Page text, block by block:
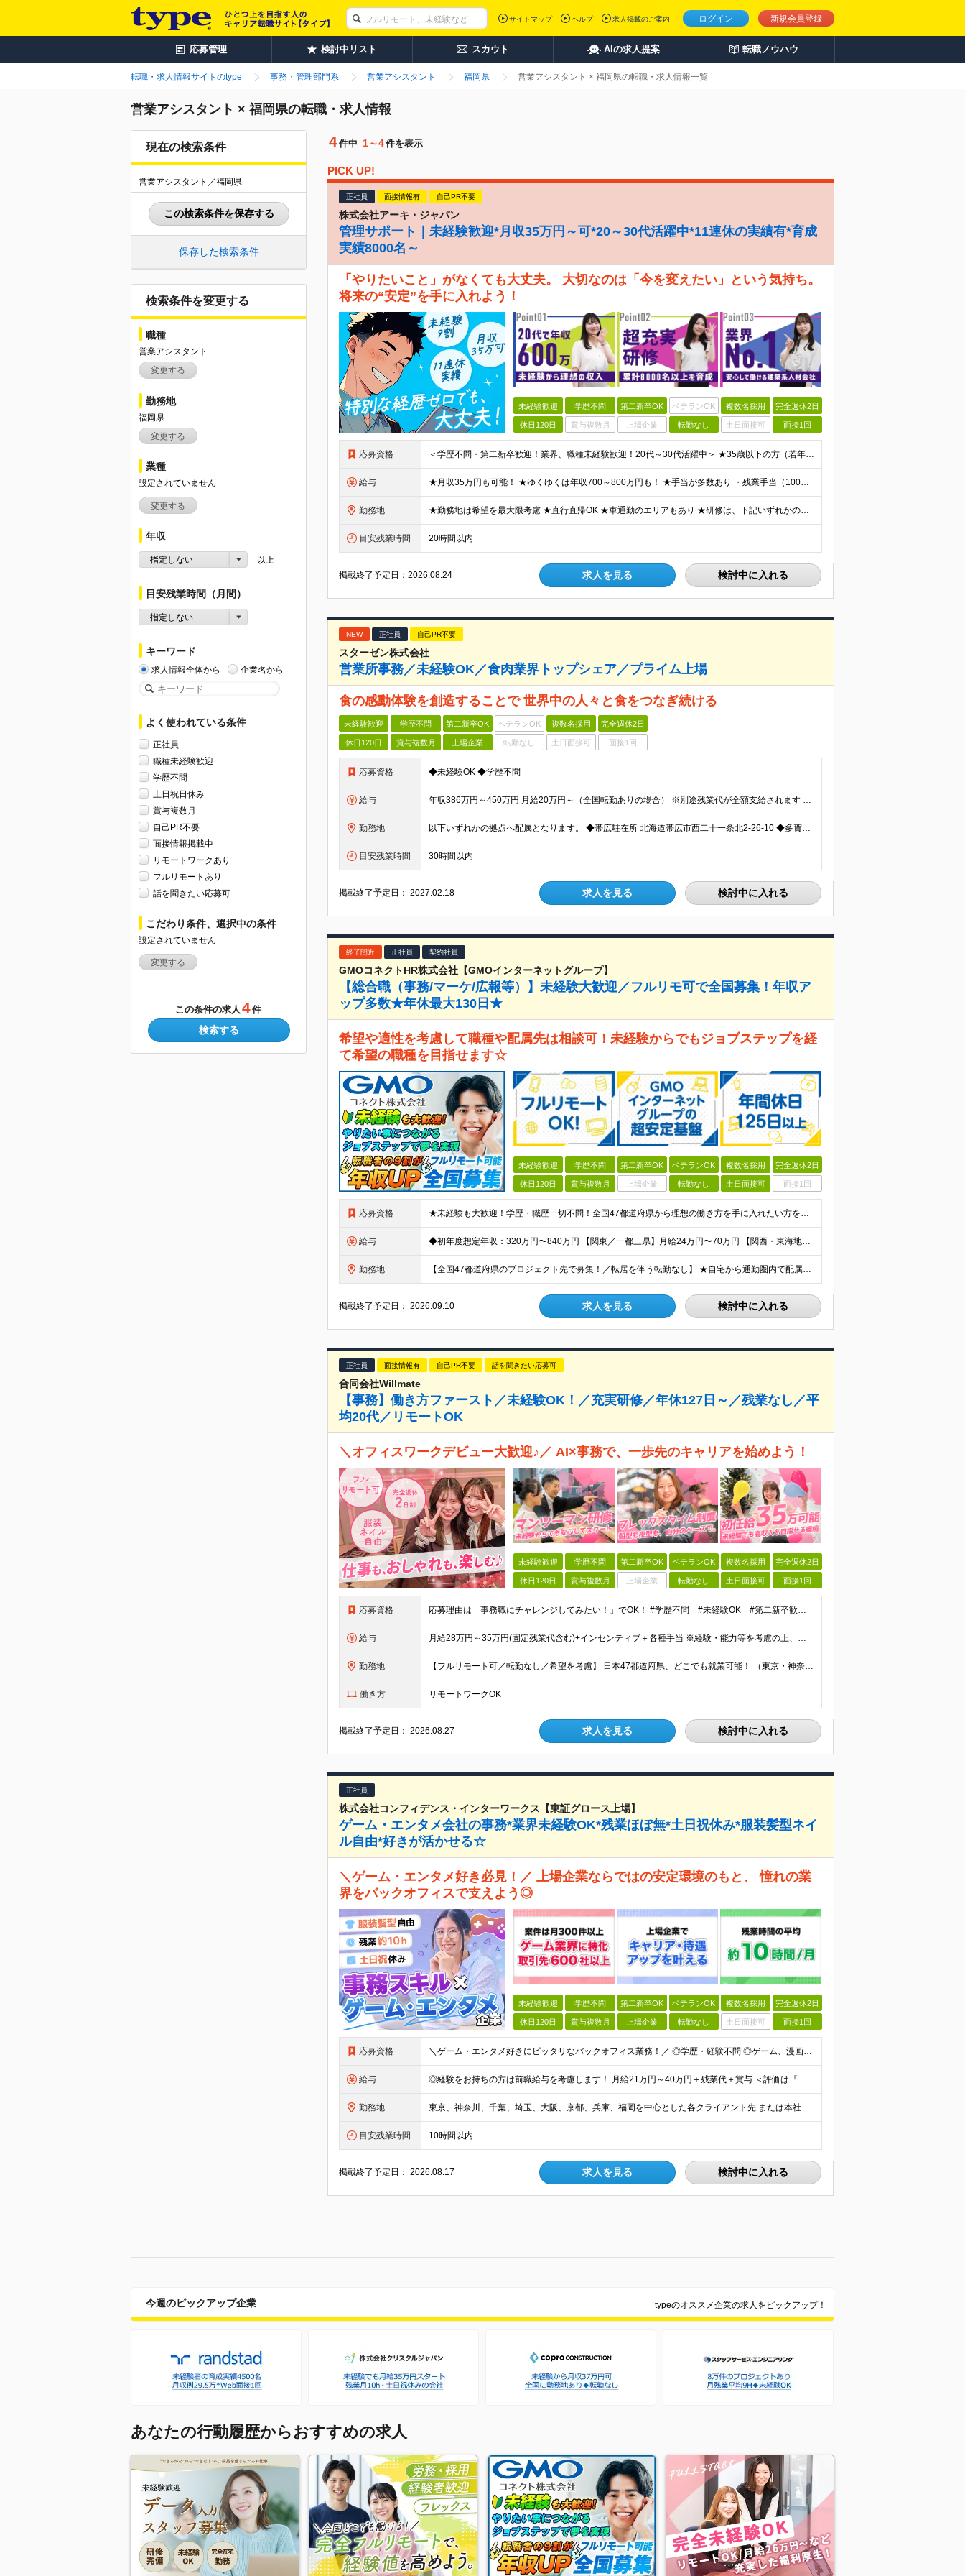
ログイン 新規会員登録
サイトマップ ヘルプ 求人掲載のご案内
応募管理 検討中リスト スカウト AIの求人提案 転職ノウハウ
転職・求人情報サイトのtype 事務・管理部門系 営業アシスタント 福岡県 営業アシスタント × 福岡県の転職・求人情報一覧
営業アシスタント × 福岡県の転職・求人情報
現在の検索条件
営業アシスタント／福岡県
この検索条件を保存する
保存した検索条件
検索条件を変更する
職種
営業アシスタント
変更する
勤務地
福岡県
変更する
業種
設定されていません
変更する
年収
指定しない 以上
目安残業時間（月間）
指定しない
キーワード
求人情報全体から 企業名から
よく使われている条件
正社員
職種未経験歓迎
学歴不問
土日祝日休み
賞与複数月
自己PR不要
面接情報掲載中
リモートワークあり
フルリモートあり
話を聞きたい応募可
こだわり条件、選択中の条件
設定されていません
変更する
この条件の求人 4件
検索する
4件中 1～4件を表示
PICK UP!
正社員 面接情報有 自己PR不要
株式会社アーキ・ジャパン
管理サポート｜未経験歓迎*月収35万円～可*20～30代活躍中*11連休の実績有*育成
実績8000名～
「やりたいこと」がなくても大丈夫。 大切なのは「今を変えたい」という気持ち。
将来の“安定”を手に入れよう！
未経験歓迎 学歴不問 第二新卒OK ベテランOK 複数名採用 完全週休2日
休日120日 賞与複数月 上場企業 転勤なし 土日面接可 面接1回
応募資格 ＜学歴不問・第二新卒歓迎！業界、職種未経験歓迎！20代～30代活躍中＞ ★35歳以下の方（若年層の長期キャリア形成を図るため） ★フリーター・正社員未経験・社会人未経験OK ★転職回数が多い方もぜひ
給与 ★月収35万円も可能！ ★ゆくゆくは年収700～800万円も！ ★手当が多数あり ・残業手当（100％）★1分単位で支給 ・資格手当（最大月6万円） ・結婚/出産祝金（最大3万円） 【首都圏・北関東
勤務地 ★勤務地は希望を最大限考慮 ★直行直帰OK ★車通勤のエリアもあり ★研修は、下記いずれかの研修センターで行います ・東京校（東京本社とアクセスは同様） ・大阪校（大阪府大阪市中央区道修町 2-1-1
目安残業時間 20時間以内
掲載終了予定日：2026.08.24 求人を見る 検討中に入れる
NEW 正社員 自己PR不要
スターゼン株式会社
営業所事務／未経験OK／食肉業界トップシェア／プライム上場
食の感動体験を創造することで 世界中の人々と食をつなぎ続ける
未経験歓迎 学歴不問 第二新卒OK ベテランOK 複数名採用 完全週休2日
休日120日 賞与複数月 上場企業 転勤なし 土日面接可 面接1回
応募資格 ◆未経験OK ◆学歴不問
給与 年収386万円～450万円 月給20万円～（全国転勤ありの場合） ※別途残業代が全額支給されます ※試用期間3ヵ月あり。試用期間中の給与・待遇に差異はありません。
勤務地 以下いずれかの拠点へ配属となります。 ◆帯広駐在所 北海道帯広市西二十一条北2-26-10 ◆多賀城DC 宮城県多賀城市八幡字一本柳117-16 ◆昭島DC 東京都昭島市武蔵野2-5-28 ◆
目安残業時間 30時間以内
掲載終了予定日：2027.02.18 求人を見る 検討中に入れる
終了間近 正社員 契約社員
GMOコネクトHR株式会社【GMOインターネットグループ】
【総合職（事務/マーケ/広報等）】未経験大歓迎／フルリモ可で全国募集！年収ア
ップ多数★年休最大130日★
希望や適性を考慮して職種や配属先は相談可！未経験からでもジョブステップを経
て希望の職種を目指せます☆
未経験歓迎 学歴不問 第二新卒OK ベテランOK 複数名採用 完全週休2日
休日120日 賞与複数月 上場企業 転勤なし 土日面接可 面接1回
応募資格 ★未経験も大歓迎！学歴・職歴一切不問！全国47都道府県から理想の働き方を手に入れたい方を大募集！ 具体的には… ■職種・業界未経験でも大丈夫！ゼロからスタートを応援！ ■第二新卒の方も大歓迎！新たな
給与 ◆初年度想定年収：320万円〜840万円 【関東／一都三県】月給24万円〜70万円 【関西・東海地方】月給23万円〜65万円 【その他の地方等】月給22万円〜60万円 ※ご経験・スキル・前職給与などを
勤務地 【全国47都道府県のプロジェクト先で募集！／転居を伴う転勤なし】 ★自宅から通勤圏内で配属します。 ■首都圏／東京、神奈川、埼玉、千葉 ■関東／茨城、栃木、群馬、山梨 ■関西／大阪、兵庫、京都、奈良
掲載終了予定日：2026.09.10 求人を見る 検討中に入れる
正社員 面接情報有 自己PR不要 話を聞きたい応募可
合同会社Willmate
【事務】働き方ファースト／未経験OK！／充実研修／年休127日～／残業なし／平
均20代／リモートOK
＼オフィスワークデビュー大歓迎♪／ AI×事務で、一歩先のキャリアを始めよう！
未経験歓迎 学歴不問 第二新卒OK ベテランOK 複数名採用 完全週休2日
休日120日 賞与複数月 上場企業 転勤なし 土日面接可 面接1回
応募資格 応募理由は「事務職にチャレンジしてみたい！」でOK！ #学歴不問 #未経験OK #第二新卒歓迎 ★1つでも当てはまれば、マッチング率高め★ □ オフィスワークデビューしたい方 □ 人をサポートする
給与 月給28万円～35万円(固定残業代含む)+インセンティブ＋各種手当 ※経験・能力等を考慮の上、決定します。 ※残業はほとんどありませんが、発生した場合は時間外手当を100％支給します。 【固定残業
勤務地 【フルリモート可／転勤なし／希望を考慮】 日本47都道府県、どこでも就業可能！ （東京・神奈川・埼玉・千葉・北海道・宮城・愛知・大阪・福岡・新潟など 各拠点近郊のプロジェクト先） 【Point】
働き方 リモートワークOK
掲載終了予定日：2026.08.27 求人を見る 検討中に入れる
正社員
株式会社コンフィデンス・インターワークス【東証グロース上場】
ゲーム・エンタメ会社の事務*業界未経験OK*残業ほぼ無*土日祝休み*服装髪型ネイ
ル自由*好きが活かせる☆
＼ゲーム・エンタメ好き必見！／ 上場企業ならではの安定環境のもと、 憧れの業
界をバックオフィスで支えよう◎
未経験歓迎 学歴不問 第二新卒OK ベテランOK 複数名採用 完全週休2日
休日120日 賞与複数月 上場企業 転勤なし 土日面接可 面接1回
応募資格 ＼ゲーム・エンタメ好きにピッタリなバックオフィス業務！／ ◎学歴・経験不問 ◎ゲーム、漫画、VTuber、配信、YouTubeなどが好きな方 ◎事務経験をお持ちの方は歓迎！ Ｌ一般事務をはじめ人事、営
給与 ◎経験をお持ちの方は前職給与を考慮します！ 月給21万円～40万円＋残業代＋賞与 ＜評価は『総合評価』を採用＞ 当社では一人ひとりのスキルや貢献度に見合った『総合評価』を行っています。 担当者と定
勤務地 東京、神奈川、千葉、埼玉、大阪、京都、兵庫、福岡を中心とした各クライアント先 または本社・各支店（大阪・福岡） ※ご希望を考慮して配属先を決定。転勤はありません。 ※就業先は人気エリアに集中しており
目安残業時間 10時間以内
掲載終了予定日：2026.08.17 求人を見る 検討中に入れる
今週のピックアップ企業 typeのオススメ企業の求人をピックアップ！
あなたの行動履歴からおすすめの求人